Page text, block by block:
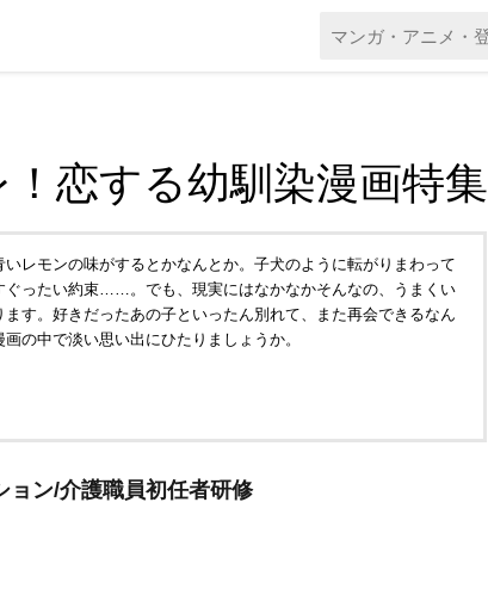
恋する幼馴染漫画特集
レモンの味がするとかなんとか。子犬のように転がりまわって
ったい約束……。でも、現実にはなかなかそんなの、うまくい
す。好きだったあの子といったん別れて、また再会できるなん
の中で淡い思い出にひたりましょうか。
ョン/介護職員初任者研修